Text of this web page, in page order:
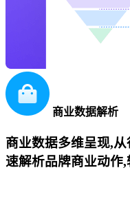
商业数据解析
商业数据多维呈现,
速解析品牌商业动作,